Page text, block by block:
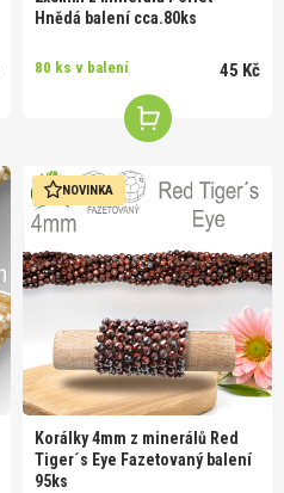
Hnědá balení cca.80ks
80 ks v balení 45 Kč
NOVINKA
Korálky 4mm z minerálů Red
Tiger´s Eye Fazetovaný balení
95ks